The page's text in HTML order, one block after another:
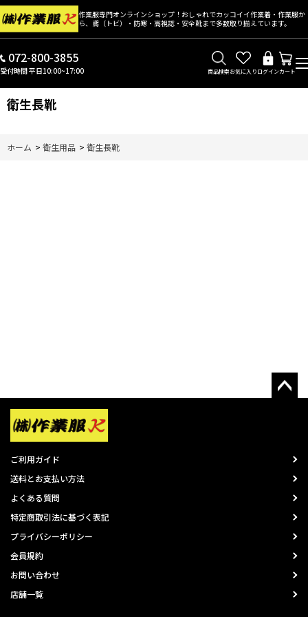
作業服専門オンラインショップ！おしゃれでカッコイイ作業着・作業服か
ら、鳶（トビ）・防寒・高視認・安全靴まで多数取り揃えています。
072-800-3855
受付時間 平日10:00~17:00 商品検索お気に入りログインカート
衛生長靴
ホーム > 衛生用品 > 衛生長靴
ご利用ガイド
送料とお支払い方法
よくある質問
特定商取引法に基づく表記
プライバシーポリシー
会員規約
お問い合わせ
店舗一覧